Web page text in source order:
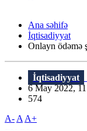
Ana səhifə
İqtisadiyyat
Onlayn ödəmə
İqtisadiyyat
6 May 2022,
574
A- A A+